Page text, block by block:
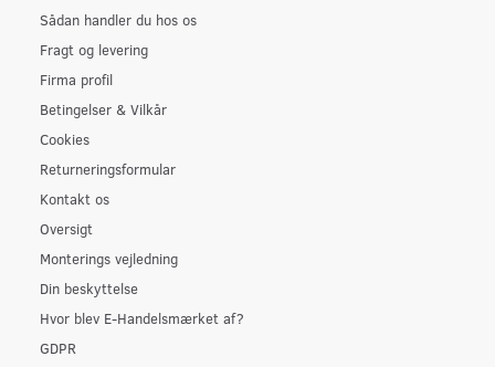
Sådan handler du hos os
Fragt og levering
Firma profil
Betingelser & Vilkår
Cookies
Returneringsformular
Kontakt os
Oversigt
Monterings vejledning
Din beskyttelse
Hvor blev E-Handelsmærket af?
GDPR